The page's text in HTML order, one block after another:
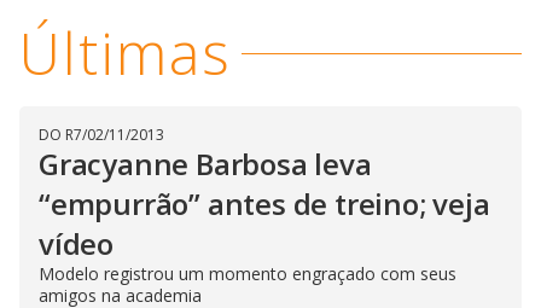
e
o
Últimas
DO R7/02/11/2013
Gracyanne Barbosa leva
“empurrão” antes de treino; veja
vídeo
Modelo registrou um momento engraçado com seus
amigos na academia